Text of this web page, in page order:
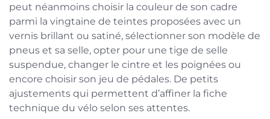
peut néanmoins choisir la couleur de son cadre
parmi la vingtaine de teintes proposées avec un
vernis brillant ou satiné, sélectionner son modèle de
pneus et sa selle, opter pour une tige de selle
suspendue, changer le cintre et les poignées ou
encore choisir son jeu de pédales. De petits
ajustements qui permettent d’affiner la fiche
technique du vélo selon ses attentes.